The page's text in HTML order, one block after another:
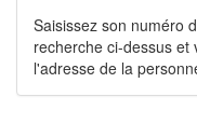
Saisissez son numéro
recherche ci-dessus
l'adresse de la